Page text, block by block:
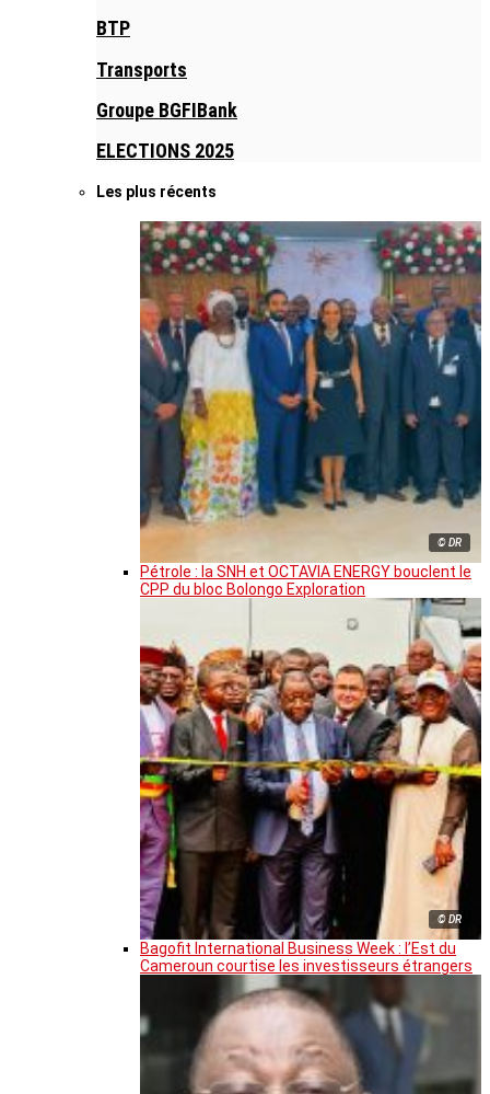
BTP
Transports
Groupe BGFIBank
ELECTIONS 2025
Les plus récents
© DR
Pétrole : la SNH et OCTAVIA ENERGY bouclent le
CPP du bloc Bolongo Exploration
© DR
Bagofit International Business Week : l’Est du
Cameroun courtise les investisseurs étrangers